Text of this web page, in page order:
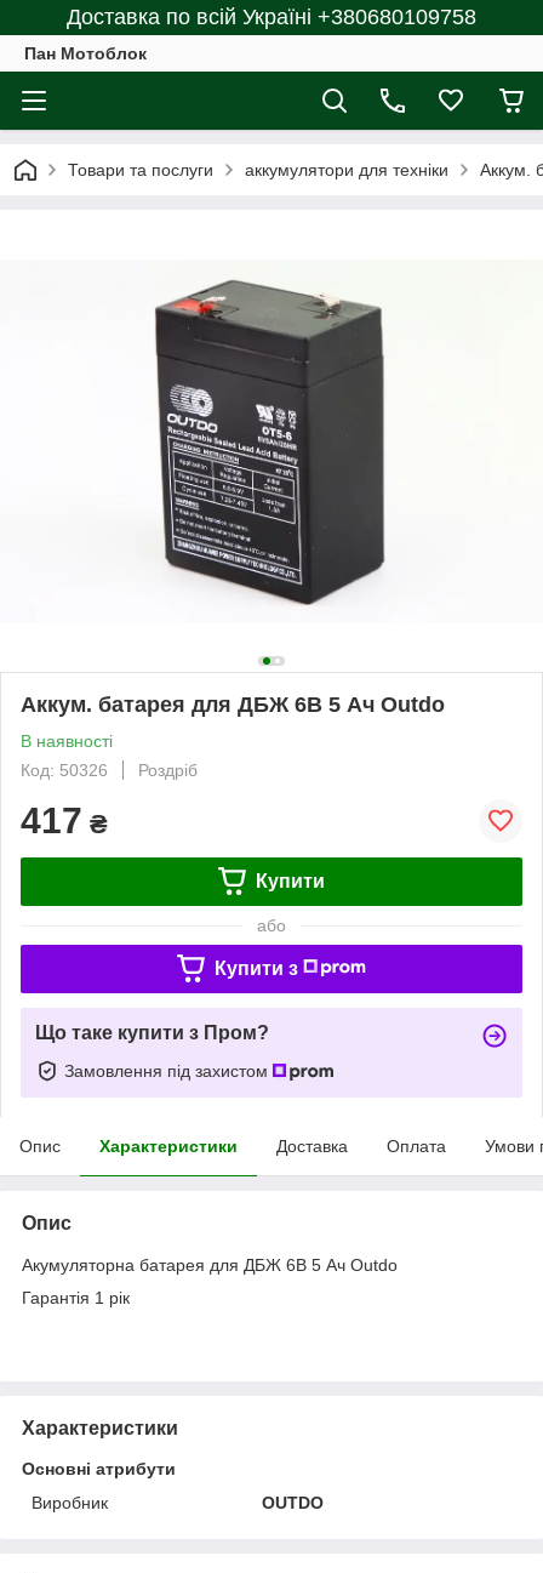
Доставка по всій Україні +380680109758
Пан Мотоблок
Товари та послуги аккумулятори для техніки Аккум.
Аккум. батарея для ДБЖ 6В 5 Ач Outdo
В наявності
Код: 50326
Роздріб
417 ₴
Купити
або
Купити з
Що таке купити з Пром?
Замовлення під захистом
Опис Характеристики Доставка Оплата Умови
Опис
Акумуляторна батарея для ДБЖ 6В 5 Ач Outdo
Гарантія 1 рік
Характеристики
Основні атрибути
Виробник
OUTDO